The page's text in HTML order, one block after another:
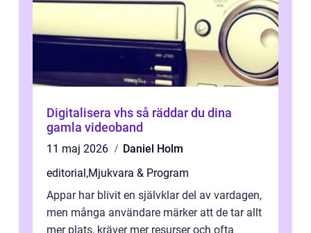
Digitalisera vhs så räddar du dina
gamla videoband
11 maj 2026
Daniel Holm
editorial ,Mjukvara & Program
Appar har blivit en självklar del av vardagen,
men många användare märker att de tar allt
mer plats, kräver mer resurser och ofta